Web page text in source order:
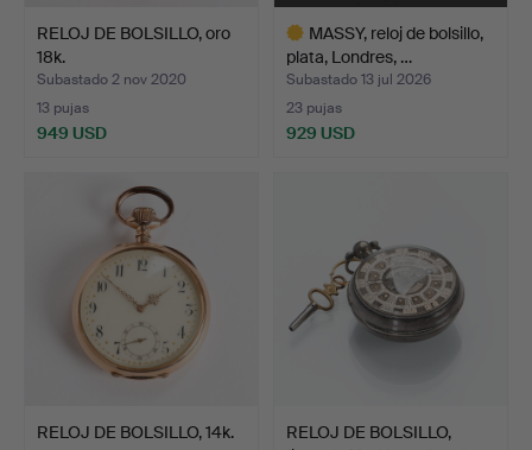
RELOJ DE BOLSILLO, oro
18k.
Subastado 2 nov 2020
13 pujas
949 USD
MASSY, reloj de bolsillo,
plata, Londres, …
Subastado 13 jul 2026
23 pujas
929 USD
RELOJ DE BOLSILLO, 14k.
RELOJ DE BOLSILLO,